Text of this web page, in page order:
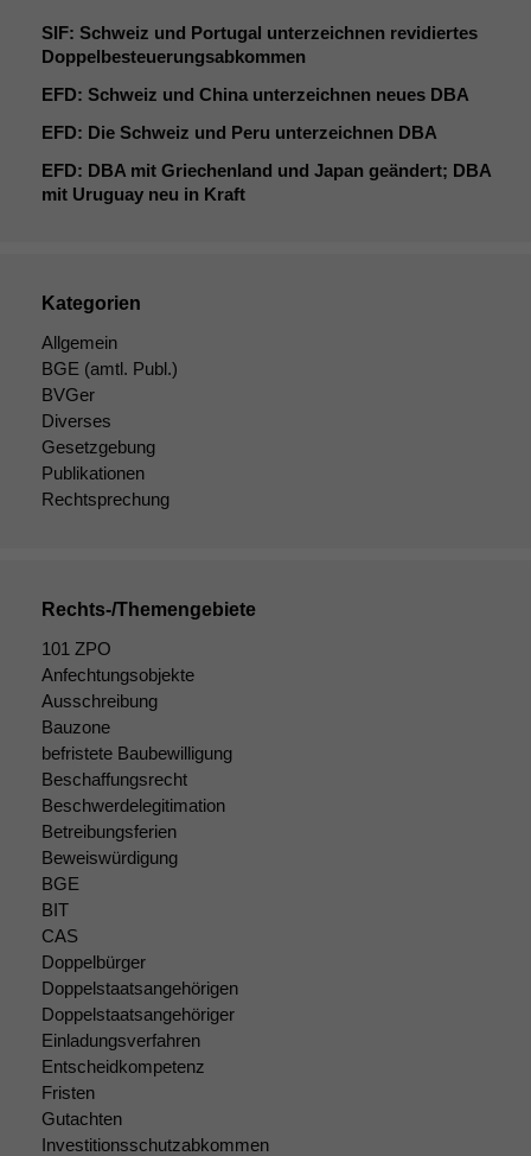
SIF: Schweiz und Portugal unterzeichnen revidiertes
Doppelbesteuerungsabkommen
EFD: Schweiz und China unterzeichnen neues DBA
EFD: Die Schweiz und Peru unterzeichnen DBA
EFD: DBA mit Griechenland und Japan geändert; DBA
mit Uruguay neu in Kraft
Kategorien
Allgemein
BGE (amtl. Publ.)
BVGer
Diverses
Gesetzgebung
Publikationen
Rechtsprechung
Rechts-/Themengebiete
101 ZPO
Anfechtungsobjekte
Ausschreibung
Bauzone
befristete Baubewilligung
Beschaffungsrecht
Beschwerdelegitimation
Betreibungsferien
Beweiswürdigung
BGE
BIT
CAS
Doppelbürger
Doppelstaatsangehörigen
Doppelstaatsangehöriger
Einladungsverfahren
Entscheidkompetenz
Fristen
Gutachten
Investitionsschutzabkommen